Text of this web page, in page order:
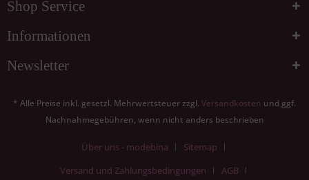
Shop Service
Informationen
Newsletter
* Alle Preise inkl. gesetzl. Mehrwertsteuer zzgl. Versandkosten und ggf.
Nachnahmegebühren, wenn nicht anders beschrieben
Über uns - modebina
Sitemap
Versand und Zahlungsbedingungen
AGB